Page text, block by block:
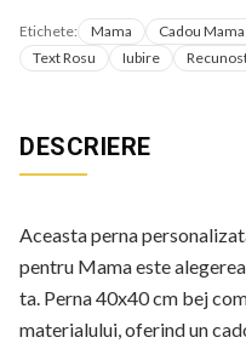
Etichete: Mama Cadou Mama
Text Rosu
Iubire
DESCRIERE
Aceasta perna
pentru Mama este
ta. Perna 40x40 cm bej
materialului, oferind un